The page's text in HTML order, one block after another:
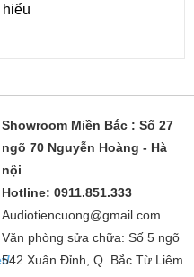
hiểu
Showroom Miền Bắc : Số 27
ngõ 70 Nguyễn Hoàng - Hà
nội
Hotline: 0911.851.333
Audiotiencuong@gmail.com
Văn phòng sửa chữa: Số 5 ngõ
542 Xuân Đỉnh, Q. Bắc Từ Liêm